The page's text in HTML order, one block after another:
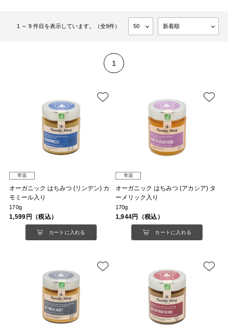
1 ～ 9 件目を表示しています。（全9件）
1
常温
オーガニック はちみつ (リンデン) カ
モミール入り
170g
1,599円（税込）
カートに入れる
常温
オーガニック はちみつ (アカシア) タ
ーメリック入り
170g
1,944円（税込）
カートに入れる